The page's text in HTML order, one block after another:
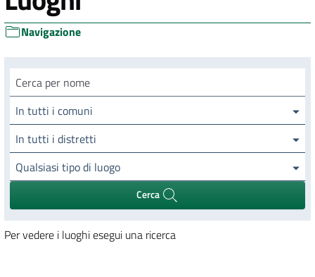
Navigazione
Cerca luogo
In tutti i comuni
In tutti i distretti
Qualsiasi tipo di luogo
Cerca
Per vedere i luoghi esegui una ricerca